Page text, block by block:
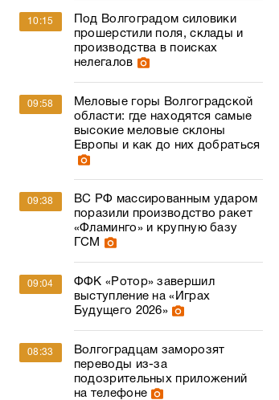
10:15
Под Волгоградом силовики
прошерстили поля, склады и
производства в поисках
нелегалов
09:58
Меловые горы Волгоградской
области: где находятся самые
высокие меловые склоны
Европы и как до них добраться
09:38
ВС РФ массированным ударом
поразили производство ракет
«Фламинго» и крупную базу
ГСМ
09:04
ФФК «Ротор» завершил
выступление на «Играх
Будущего 2026»
08:33
Волгоградцам заморозят
переводы из-за
подозрительных приложений
на телефоне